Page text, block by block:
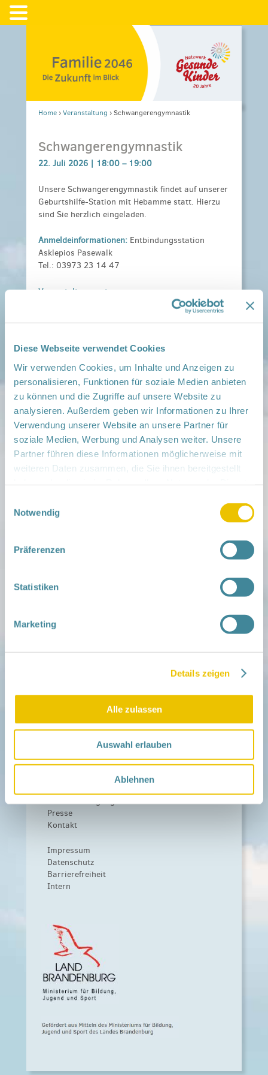
Diese Webseite verwendet Cookies
Wir verwenden Cookies, um Inhalte und Anzeigen zu
personalisieren, Funktionen für soziale Medien anbieten
zu können und die Zugriffe auf unsere Website zu
analysieren. Außerdem geben wir Informationen zu Ihrer
Verwendung unserer Website an unsere Partner für
soziale Medien, Werbung und Analysen weiter. Unsere
Partner führen diese Informationen möglicherweise mit
weiteren Daten zusammen, die Sie ihnen bereitgestellt
Notwendig
Präferenzen
Statistiken
Marketing
Details zeigen
Alle zulassen
Auswahl erlauben
Ablehnen
Home›Veranstaltung ›Schwangerengymnastik
Schwangerengymnastik
22. Juli 2026 | 18:00 – 19:00
Unsere Schwangerengymnastik findet auf unserer
Geburtshilfe-Station mit Hebamme statt. Hierzu
sind Sie herzlich eingeladen.
Anmeldeinformationen: Entbindungsstation
Asklepios Pasewalk
Tel.: 03973 23 14 47
Veranstaltungsort:
Asklepios Klinik Pasewalk, Prenzlauer Chaussee
teilen
Weitere Infos:
› Zum Regionalnetzwerk ...
iCal Google Calendar
Mitmachen
in der Schwangerschaft
Netzwerk-Kompass
Aktuelles
Über das Netzwerk
Träger und Förderer
Kooperationen
Förderer werden / Spenden
Presse
Kontakt
Impressum
Datenschutz
Barrierefreiheit
Intern